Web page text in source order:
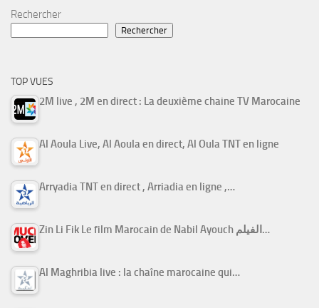
Rechercher
Rechercher
TOP VUES
2M live , 2M en direct : La deuxième chaine TV Marocaine
Al Aoula Live, Al Aoula en direct, Al Oula TNT en ligne
Arryadia TNT en direct , Arriadia en ligne ,…
Zin Li Fik Le film Marocain de Nabil Ayouch الفيلم…
Al Maghribia live : la chaîne marocaine qui…